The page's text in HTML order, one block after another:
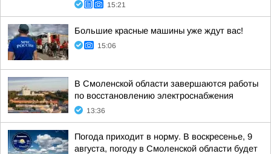
15:21
Большие красные машины уже ждут вас!
15:06
В Смоленской области завершаются работы
по восстановлению электроснабжения
13:36
Погода приходит в норму. В воскресенье, 9
августа, погоду в Смоленской области будет